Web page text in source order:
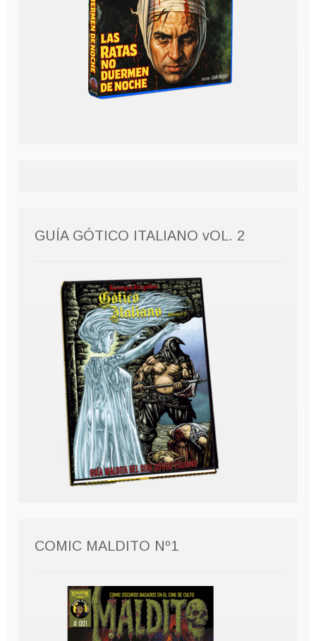
GUÍA GÓTICO ITALIANO vOL. 2
COMIC MALDITO Nº1